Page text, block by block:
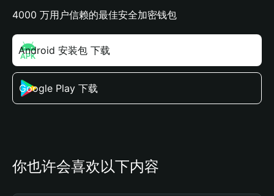
4000 万用户信赖的最佳安全加密钱包
Android 安装包 下载
Google Play 下载
你也许会喜欢以下内容